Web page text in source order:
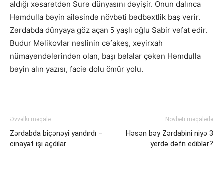
aldığı xəsarətdən Surə dünyasını dəyişir. Onun dalınca
Həmdulla bəyin ailəsində növbəti bədbəxtlik baş verir.
Zərdabda dünyaya göz açan 5 yaşlı oğlu Sabir vəfat edir.
Budur Məlikovlar nəslinin cəfakeş, xeyirxah
nümayəndələrindən olan, başı bəlalar çəkən Həmdulla
bəyin alın yazısı, faciə dolu ömür yolu.
Əvvəlki məqalə
Zərdabda biçənəyi yandırdı –
cinayət işi açdılar
Növbəti məqalədə
Həsən bəy Zərdabini niyə 3
yerdə dəfn ediblər?